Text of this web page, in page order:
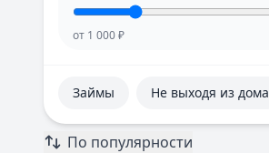
от 1 000₽
Займы Не выходя из дома
По популярности